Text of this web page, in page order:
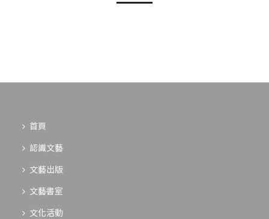
首頁
認識文藝
文藝出版
文藝書室
文化活動